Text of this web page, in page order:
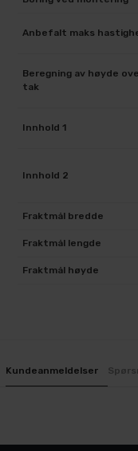
Anbefalt maks
Beregning av høyde
tak
Innhold 1
Innhold 2
Fraktmål bredde
Fraktmål lengde
Fraktmål høyde
Kundeanmeldelser